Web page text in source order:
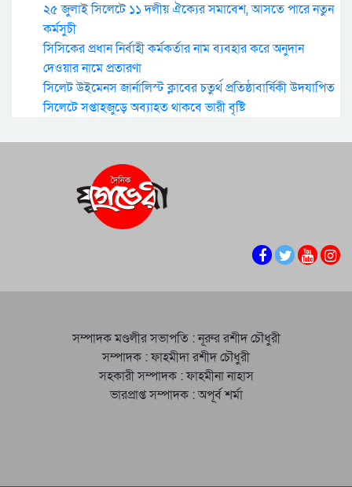
২৫ জুলাই সিলেটে ১১ দলীয় ঐক্যের সমাবেশ, আসতে পারে নতুন
কর্মসুচী
সিসিকের প্রধান নির্বাহী কর্মকর্তার নাম ব্যবহার করে অনুদান
দেওয়ার নামে প্রতারণা
সিলেট উইমেনস জার্নালিস্ট ক্লাবের চতুর্থ প্রতিষ্ঠাবার্ষিকী উদযাপিত
সিলেটে সপ্তাহজুড়ে অব্যাহত থাকবে ভারী বৃষ্টি
সম্পাদক মণ্ডলীর সভাপতি : নূরুর রশীদ চৌধুরী
সম্পাদক : ফাহমীদা রশীদ চৌধুরী
সহকারী সম্পাদক : ফাহমীনা নাহাস
ভারপ্রাপ্ত সম্পাদক : অপূর্ব শর্মা